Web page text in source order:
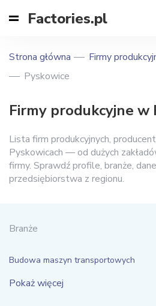
Factories.pl
Strona główna Firmy
Pyskowice
Firmy produkcyjne w
Lista firm produkcyjnych,
Pyskowicach — od dużych
firmy. Sprawdź profile, branże,
przedsiębiorstwa z regionu.
Branże
Budowa maszyn transportowych
Pokaż więcej